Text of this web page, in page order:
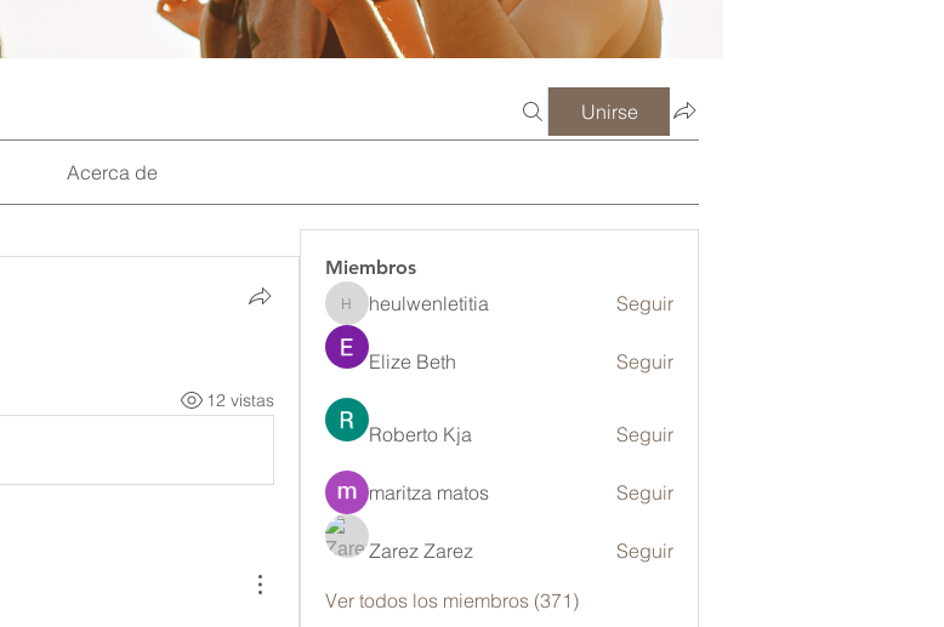
Unirse
Acerca de
12 vistas
Miembros
heulwenletitia
heulwenletitia Seguir
Elize Beth Seguir
Roberto Kja Seguir
maritza matos Seguir
Zarez Zarez Seguir
Ver todos los miembros (371)